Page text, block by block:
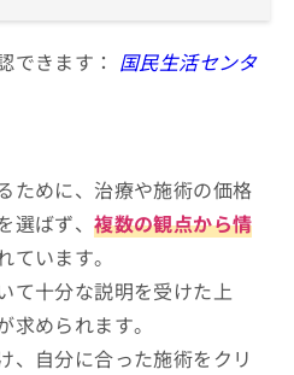
できます： 国民生活センタ
ために、治療や施術の価格
選ばず、複数の観点から情
ています。
て十分な説明を受けた上
められます。
、自分に合った施術をクリ